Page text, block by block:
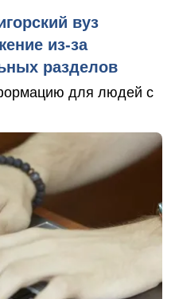
вуз
из-за
разделов
для людей с